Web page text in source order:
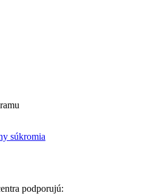
súkromia
podporujú: